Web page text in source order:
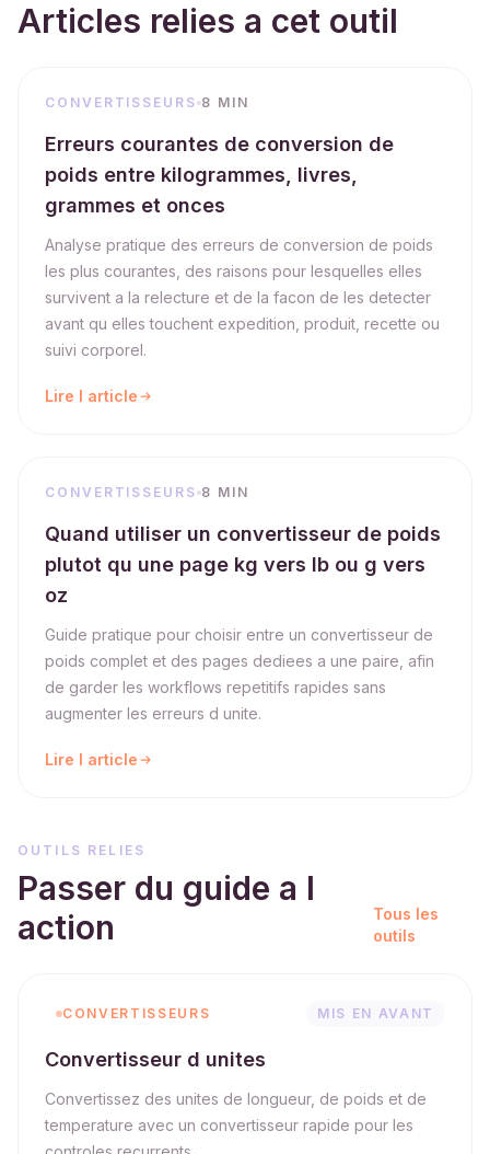
Articles relies a cet outil
CONVERTISSEURS 8 MIN
Erreurs courantes de conversion de
poids entre kilogrammes, livres,
grammes et onces
Analyse pratique des erreurs de conversion de poids
les plus courantes, des raisons pour lesquelles elles
survivent a la relecture et de la facon de les detecter
avant qu elles touchent expedition, produit, recette ou
suivi corporel.
Lire l article
CONVERTISSEURS 8 MIN
Quand utiliser un convertisseur de poids
plutot qu une page kg vers lb ou g vers
oz
Guide pratique pour choisir entre un convertisseur de
poids complet et des pages dediees a une paire, afin
de garder les workflows repetitifs rapides sans
augmenter les erreurs d unite.
Lire l article
OUTILS RELIES
Passer du guide a l
action
Tous les
outils
CONVERTISSEURS MIS EN AVANT
Convertisseur d unites
Convertissez des unites de longueur, de poids et de
temperature avec un convertisseur rapide pour les